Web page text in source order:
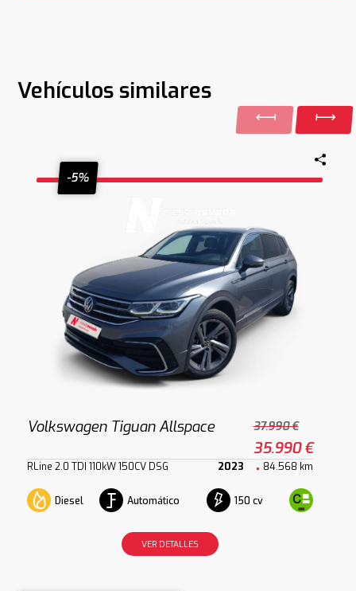
Vehículos similares
-5%
Volkswagen Tiguan Allspace 37.990 €
35.990 €
RLine 2.0 TDI 110kW 150CV DSG 2023 84.568 km
Diesel Automático 150 cv
VER DETALLES